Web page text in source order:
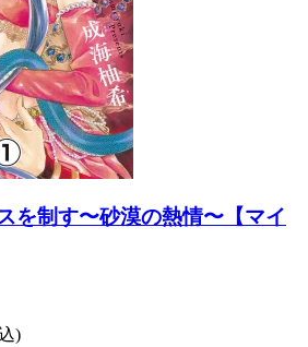
を制す〜砂漠の熱情〜【マイ
)